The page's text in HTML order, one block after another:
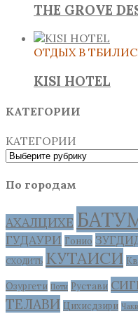
THE GROVE
ОТДЫХ В
KISI HOTEL
КАТЕГОРИИ
КАТЕГОРИИ
По городам
АХАЛЦИХЕ
ГУДАУРИ Гонио
СХОДИТЬ КУТАИСИ
Озургети Поти Рустави
ТЕЛАВИ Цихисдзири